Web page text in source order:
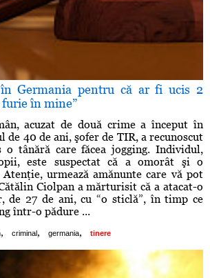
Germania pentru că ar fi ucis 2
în mine”
acuzat de două crime a început în
de 40 de ani, şofer de TIR, a recunoscut
o tânără care făcea jogging. Individul,
este suspectat că a omorât şi o
Atenţie, urmează amănunte care vă pot
Ciolpan a mărturisit că a atacat-o
de 27 de ani, cu “o sticlă”, în timp ce
într-o pădure ...
, criminal , germania, tinere